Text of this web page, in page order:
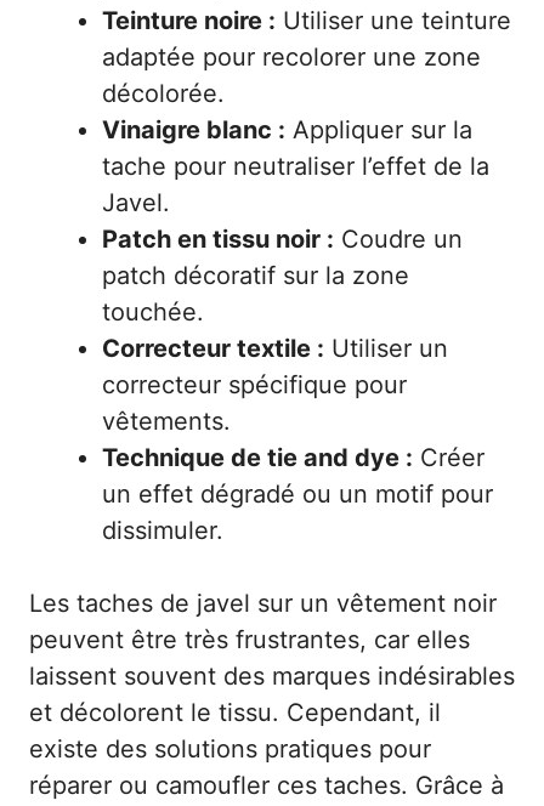
Teinture noire : Utiliser une teinture
adaptée pour recolorer une zone
décolorée.
Vinaigre blanc : Appliquer sur la
tache pour neutraliser l’effet de la
Javel.
Patch en tissu noir : Coudre un
patch décoratif sur la zone
touchée.
Correcteur textile : Utiliser un
correcteur spécifique pour
vêtements.
Technique de tie and dye : Créer
un effet dégradé ou un motif pour
dissimuler.
Les taches de javel sur un vêtement noir
peuvent être très frustrantes, car elles
laissent souvent des marques indésirables
et décolorent le tissu. Cependant, il
existe des solutions pratiques pour
réparer ou camoufler ces taches. Grâce à